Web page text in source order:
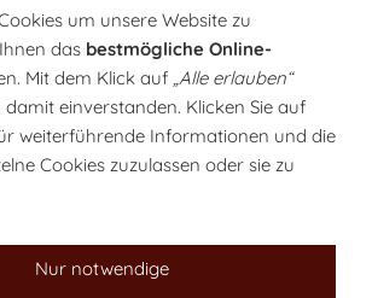
um unsere Website zu
das bestmögliche Online-
Mit dem Klick auf „Alle erlauben“
damit einverstanden. Klicken Sie auf
weiterführende Informationen und die
Cookies zuzulassen oder sie zu
Nur notwendige